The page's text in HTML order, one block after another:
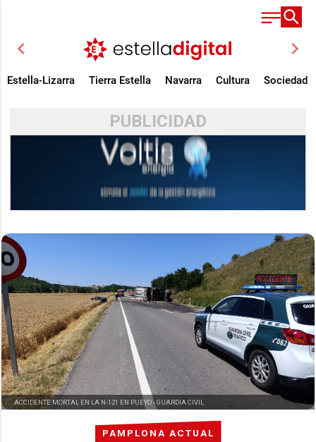
chevron_left chevron_right
Estella-Lizarra Tierra Estella Navarra Cultura Sociedad
PUBLICIDAD
PAMPLONA ACTUAL
ACCIDENTE MORTAL EN LA N-121 EN PUEYO -GUARDIA CIVIL